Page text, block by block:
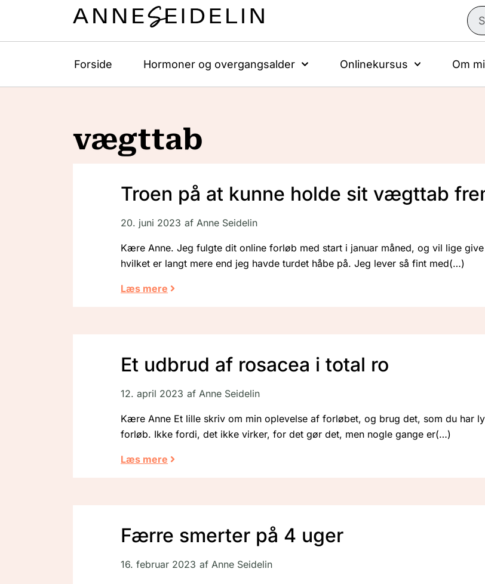
Forside Hormoner og overgangsalder Onlinekursus Om
vægttab
Troen på at kunne holde sit vægttab
20. juni 2023 af Anne Seidelin
Kære Anne. Jeg fulgte dit online forløb med start i januar måned, og vil lige
hvilket er langt mere end jeg havde turdet håbe på. Jeg lever så fint med
Læs mere
Et udbrud af rosacea i total ro
12. april 2023 af Anne Seidelin
Kære Anne Et lille skriv om min oplevelse af forløbet, og brug det, som du har
forløb. Ikke fordi, det ikke virker, for det gør det, men nogle gange er
Læs mere
Færre smerter på 4 uger
16. februar 2023 af Anne Seidelin